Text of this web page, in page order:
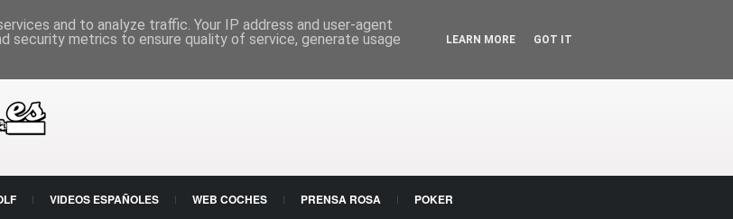
VIDEOS ESPAÑOLES WEB COCHES PRENSA ROSA POKER
and to analyze traffic. Your IP address and user-agent
security metrics to ensure quality of service, generate usage
LEARN MORE GOT IT